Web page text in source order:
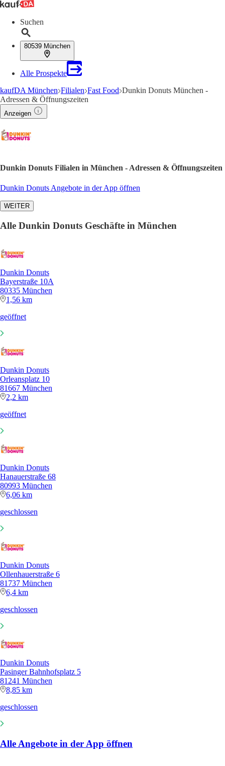
Suchen
80539 München
Alle Prospekte
kaufDA München Filialen Fast Food Dunkin Donuts München -
Adressen & Öffnungszeiten
Anzeigen
Dunkin Donuts Filialen in München - Adressen & Öffnungszeiten
Dunkin Donuts Angebote in der App öffnen
WEITER
Alle Dunkin Donuts Geschäfte in München
Dunkin Donuts
Bayerstraße 10A
80335 München
1,56 km
geöffnet
Dunkin Donuts
Orleansplatz 10
81667 München
2,2 km
geöffnet
Dunkin Donuts
Hanauerstraße 68
80993 München
6,06 km
geschlossen
Dunkin Donuts
Ollenhauerstraße 6
81737 München
6,4 km
geschlossen
Dunkin Donuts
Pasinger Bahnhofsplatz 5
81241 München
8,85 km
geschlossen
Alle Angebote in der App öffnen